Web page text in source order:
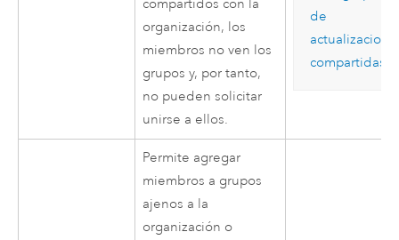
compartidos con la
organización, los
miembros no ven los
grupos y, por tanto,
no pueden solicitar
unirse a ellos.
de
compartidas
Permite agregar
miembros a grupos
ajenos a la
organización o